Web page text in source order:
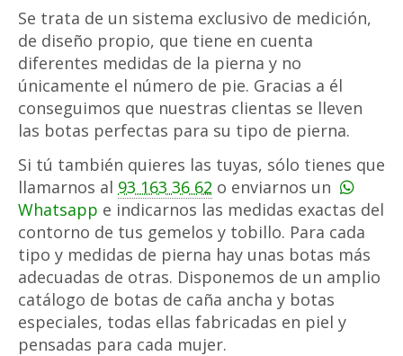
Se trata de un sistema exclusivo de medición,
de diseño propio, que tiene en cuenta
diferentes medidas de la pierna y no
únicamente el número de pie. Gracias a él
conseguimos que nuestras clientas se lleven
las botas perfectas para su tipo de pierna.
Si tú también quieres las tuyas, sólo tienes que
llamarnos al 93 163 36 62 o enviarnos un
Whatsapp e indicarnos las medidas exactas del
contorno de tus gemelos y tobillo. Para cada
tipo y medidas de pierna hay unas botas más
adecuadas de otras. Disponemos de un amplio
catálogo de botas de caña ancha y botas
especiales, todas ellas fabricadas en piel y
pensadas para cada mujer.